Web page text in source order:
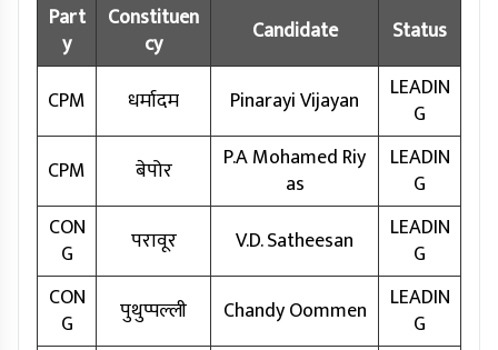
Part
y
Constituen
cy
Candidate Status
CPM धर्मादम Pinarayi Vijayan
LEADIN
G
CPM
बेपोर
P.A Mohamed Riy
as
LEADIN
G
CON
G
परावूर V.D. Satheesan
LEADIN
G
CON
G
पुथुप्पल्ली Chandy Oommen
LEADIN
G